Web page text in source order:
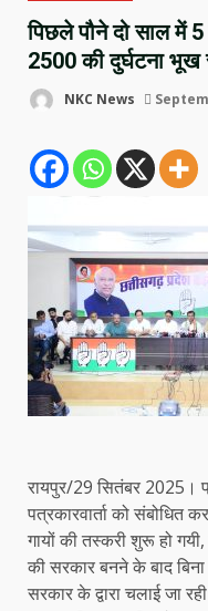
पिछले पौने दो साल में
2500 की दुर्घटना भूख
NKC News
रायपुर/29 सितंबर 2025।
पत्रकारवार्ता को संबोधित
गायों की तस्करी शुरू हो
की सरकार बनने के बाद
सरकार के द्वारा चलाई जा